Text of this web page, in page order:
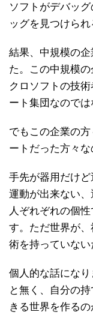
ソフトがデバッ
ッグを見つけられ
結果、中規模の
た。この中規模
クロソフトの技
ート集団なのでは
でもこの企業の
ートだった方々な
手先が器用だけ
運動が出来ない
人ぞれぞれの個
す。ただ世界が
術を持っていない
個人的な話にな
と無く、自分の
きる世界を作るの